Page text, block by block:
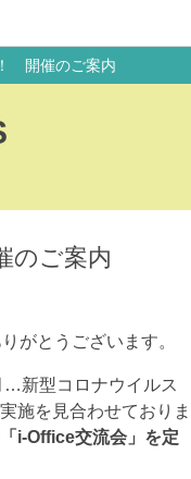
開催のご案内
のご案内
がとうございます。
…新型コロナウイルス
施を見合わせておりま
「i-Office交流会」を定